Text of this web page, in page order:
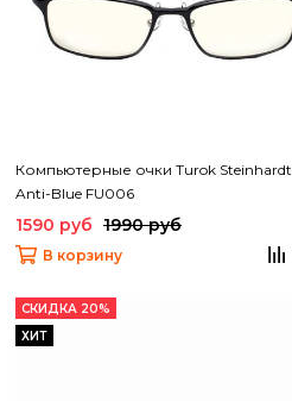
Компьютерные очки Turok Steinhardt
Anti-Blue FU006
1590 руб 1990 руб
В корзину
СКИДКА 20%
ХИТ